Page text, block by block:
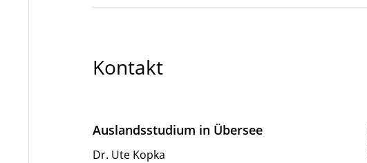
Kontakt
Auslandsstudium in Übersee
Dr. Ute Kopka